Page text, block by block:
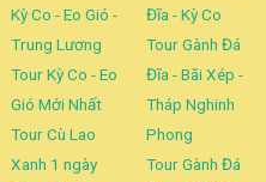
Kỳ Co - Eo Gió -
Trung Lương
Tour Kỳ Co - Eo
Gió Mới Nhất
Tour Cù Lao
Xanh 1 ngày
Đĩa - Kỳ Co
Tour Gành Đá
Đĩa - Bãi Xép -
Tháp Nghinh
Phong
Tour Gành Đá